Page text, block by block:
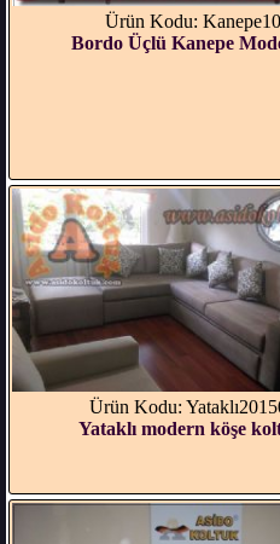
Ürün Kodu: Kanepe10
Bordo Üçlü Kanepe
Ürün Kodu:
Yataklı modern köşe